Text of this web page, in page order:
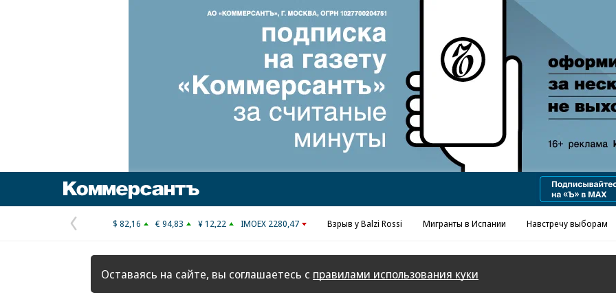
Реклама в «Ъ» www.kommersant.ru/ad
Предыдущая
страница
$ 82,16 € 94,83 ¥ 12,22 IMOEX 2280,47 Взрыв у Balzi Rossi Мигранты в Испании Навстречу выборам
Оставаясь на сайте, вы соглашаетесь с правилами использования куки